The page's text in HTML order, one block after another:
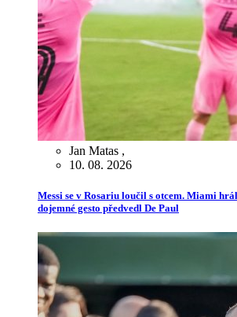
Jan Matas ,
10. 08. 2026
Messi se v Rosariu loučil s otcem. Miami
dojemné gesto předvedl De Paul